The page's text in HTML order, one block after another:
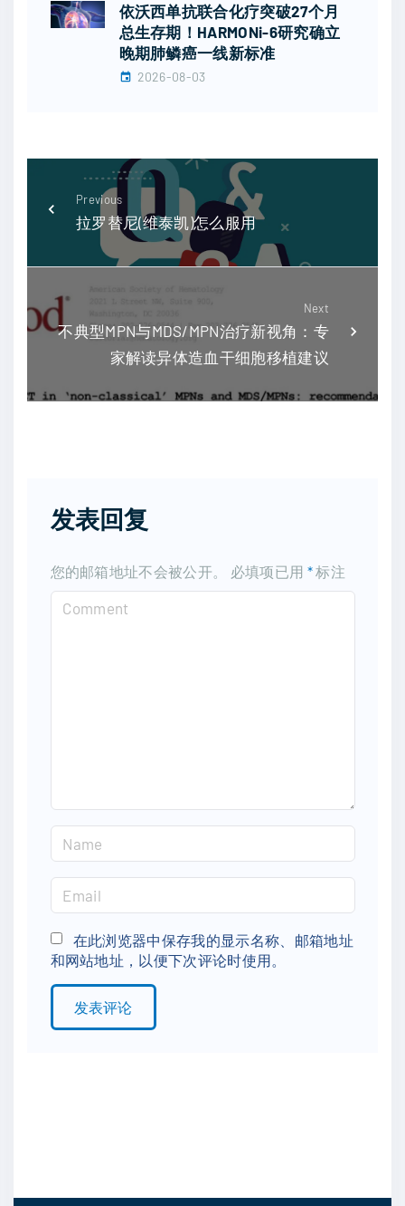
依沃西单抗联合化疗突破27个月
总生存期！HARMONi-6研究确立
晚期肺鳞癌一线新标准
2026-08-03
Previous
拉罗替尼(维泰凯)怎么服用
Next
不典型MPN与MDS/MPN治疗新视角：专
家解读异体造血干细胞移植建议
发表回复
您的邮箱地址不会被公开。 必填项已用 *标注
a
e
*
m
a
i
l
在此浏览器中保存我的显示名称、邮箱地址
和网站地址，以便下次评论时使用。